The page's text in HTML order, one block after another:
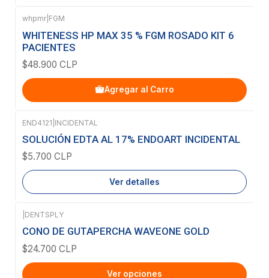
whpmr FGM
WHITENESS HP MAX 35 % FGM ROSADO KIT 6
PACIENTES
$48.900 CLP
Agregar al Carro
Agotado
END4121 INCIDENTAL
SOLUCIÓN EDTA AL 17% ENDOART INCIDENTAL
$5.700 CLP
Ver detalles
DENTSPLY
CONO DE GUTAPERCHA WAVEONE GOLD
$24.700 CLP
Ver opciones